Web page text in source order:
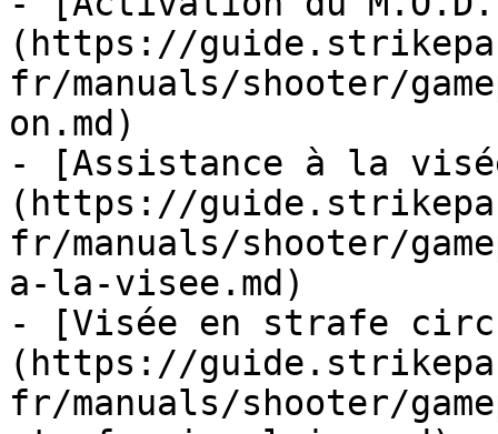
(https://
fr/manuals/shooter/
on.md)
- [Assistance à la
(https://
fr/manuals/shooter/
a-la-visee.md)
- [Visée en strafe
(https://
fr/manuals/shooter/